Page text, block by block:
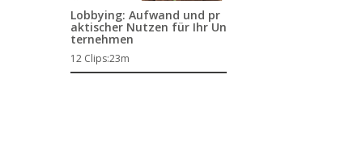
Lobbying: Aufwand und pr
aktischer Nutzen für Ihr Un
ternehmen
12 Clips:23m